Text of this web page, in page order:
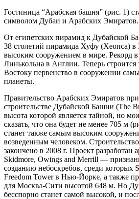
Гостиница “Арабская башня” (рис. 1)
символом Дубаи и Арабских Эмиратов.
От египетских пирамид к Дубайской
38 столетий пирамида Хуфу (Хеопса)
высоким сооружением в мире. Рекорд в
Линькольна в Англии. Теперь строится
Востоку первенство в сооружении
планеты.
Правительство Арабских Эмиратов
строительстве Дубайской Башни (The
высота которой является тайной, но
сказать, что она будет не менее 705 м
станет также самым высоким
возведенным человеком.
закончено в 2008 г. Проект разработан
Skidmore, Owings and Merrill —
созданию небоскребов, среди которых
Freedom Tower в Нью-Йорке, а также
для Москва-Сити высотой 648 м. Но
бесспорно станет самой высокой, и